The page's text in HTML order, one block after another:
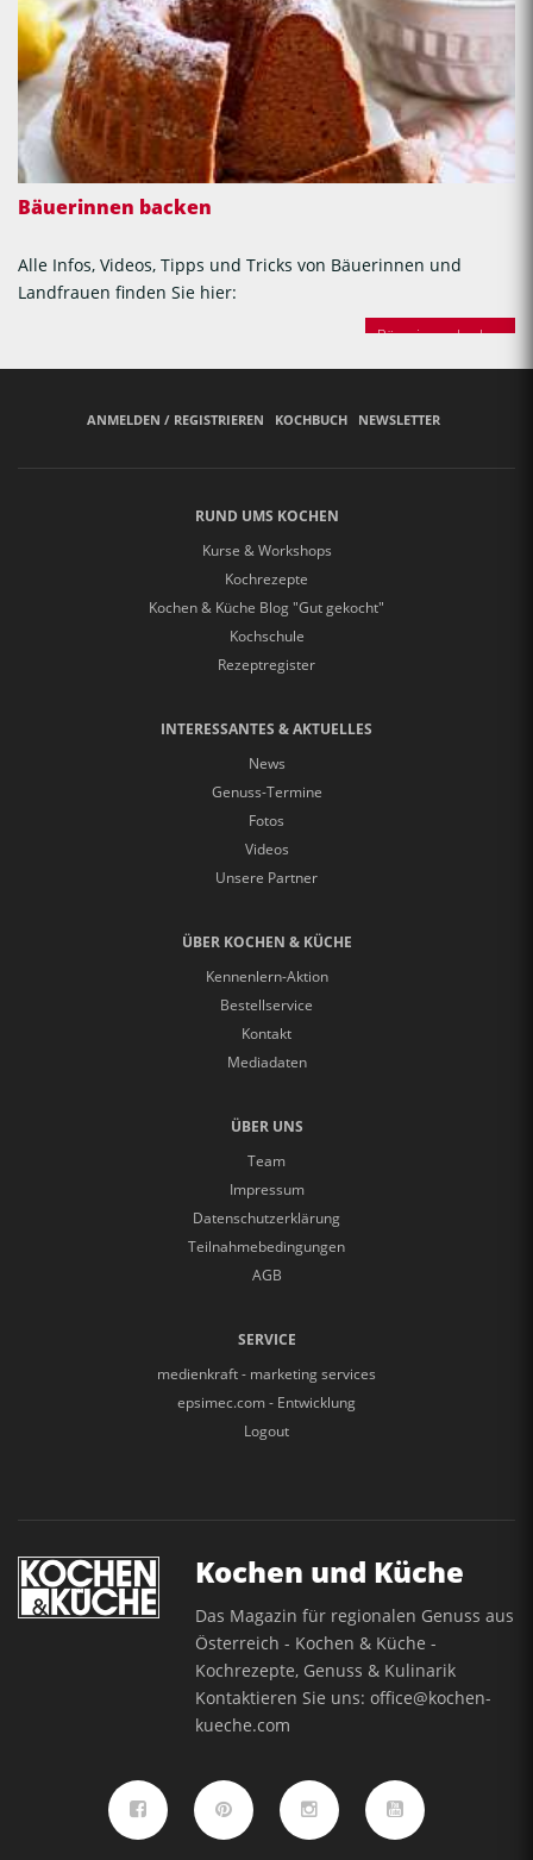
Bäuerinnen backen
Alle Infos, Videos, Tipps und Tricks von Bäuerinnen und
Landfrauen finden Sie hier:
Bäuerinnen backen
ANMELDEN / REGISTRIEREN KOCHBUCH NEWSLETTER
RUND UMS KOCHEN
Kurse & Workshops
Kochrezepte
Kochen & Küche Blog "Gut gekocht"
Kochschule
Rezeptregister
INTERESSANTES & AKTUELLES
News
Genuss-Termine
Fotos
Videos
Unsere Partner
ÜBER KOCHEN & KÜCHE
Kennenlern-Aktion
Bestellservice
Kontakt
Mediadaten
ÜBER UNS
Team
Impressum
Datenschutzerklärung
Teilnahmebedingungen
AGB
SERVICE
medienkraft - marketing services
epsimec.com - Entwicklung
Logout
Kochen und Küche
Das Magazin für regionalen Genuss aus
Österreich - Kochen & Küche -
Kochrezepte, Genuss & Kulinarik
Kontaktieren Sie uns:office@kochen-
kueche.com